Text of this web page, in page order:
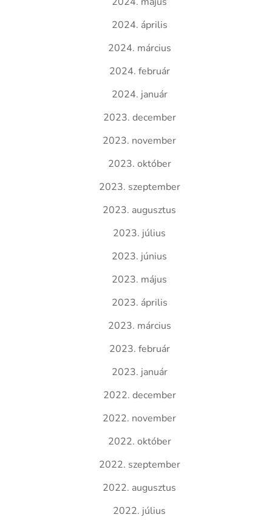
2024. április
2024. március
2024. február
2024. január
2023. december
2023. november
2023. október
2023. szeptember
2023. augusztus
2023. július
2023. június
2023. május
2023. április
2023. március
2023. február
2023. január
2022. december
2022. november
2022. október
2022. szeptember
2022. augusztus
2022. július